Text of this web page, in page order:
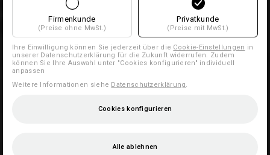
Firmenkunde
(Preise ohne MwSt.)
Privatkunde
(Preise mit MwSt.)
Ihre Einwilligung können Sie jederzeit über die Cookie-Einstellungen in
unserer Datenschutzerklärung für die Zukunft widerrufen. Zudem
können Sie Ihre Auswahl unter "Cookies konfigurieren" individuell
anpassen
Weitere Informationen siehe Datenschutzerklärung.
Cookies konfigurieren
Alle ablehnen